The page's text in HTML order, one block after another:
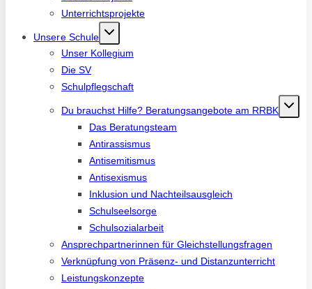
Unterrichtsprojekte
Unsere Schule
Unser Kollegium
Die SV
Schulpflegschaft
Du brauchst Hilfe? Beratungsangebote am RRBK
Das Beratungsteam
Antirassismus
Antisemitismus
Antisexismus
Inklusion und Nachteilsausgleich
Schulseelsorge
Schulsozialarbeit
Ansprechpartnerinnen für Gleichstellungsfragen
Verknüpfung von Präsenz- und Distanzunterricht
Leistungskonzepte